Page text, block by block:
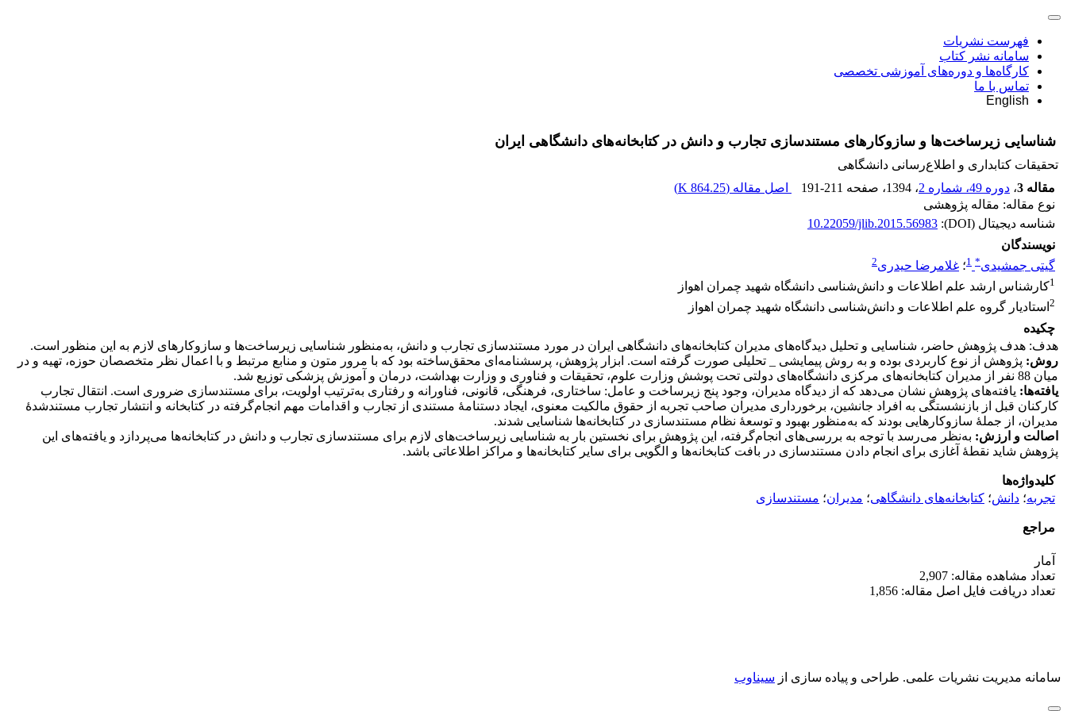
فهرست نشریات
سامانه نشر کتاب
کارگاه‌ها و دوره‌های آموزشی تخصصی
تماس با ما
English
شناسایی زیرساخت‌ها و سازوکارهای مستندسازی تجارب و دانش در کتابخانه‌های دانشگاهی ایران
تحقیقات کتابداری و اطلاع‌رسانی دانشگاهی
مقاله 3
، دوره 49، شماره 2 ، 1394 ، صفحه 191-211 اصل مقاله (864.25 K
)
نوع مقاله: مقاله پژوهشی
شناسه دیجیتال (DOI):
10.22059/jlib.2015.56983
نویسندگان
گیتی جمشیدی*
1؛ غلامرضا حیدری2
1کارشناس ارشد علم اطلاعات و دانش‌شناسی دانشگاه شهید چمران اهواز
2 استادیار گروه علم اطلاعات و دانش‌شناسی دانشگاه شهید چمران اهواز
چکیده
هدف: هدف پژوهش حاضر، شناسایی و تحلیل دیدگاه‌های مدیران کتابخانه‌های دانشگاهی ایران در مورد مستندسازی تجارب و دانش، به‌منظور شناسایی زیرساخت‌ها و سازوکارهای لازم به این منظور است.
روش: پژوهش از نوع کاربردی بوده و به روش پیمایشی _ تحلیلی صورت گرفته است. ابزار پژوهش، پرسشنامه‌ای محقق‌ساخته بود که با مرور متون و منابع مرتبط و با اعمال نظر متخصصان حوزه، تهیه و در
میان 88 نفر از مدیران کتابخانه‌های مرکزی دانشگاه‌های دولتی تحت پوشش وزارت علوم، تحقیقات و فناوری و وزارت بهداشت، درمان و آموزش پزشکی توزیع شد.
یافته‌ها: یافته‌های پژوهش نشان می‌دهد که از دیدگاه مدیران، وجود پنج زیرساخت و عامل: ساختاری، فرهنگی، قانونی، فناورانه و رفتاری به‌ترتیب اولویت، برای مستندسازی ضروری است. انتقال تجارب
کارکنان قبل از بازنشستگی به افراد جانشین، برخورداری مدیران صاحب تجربه از حقوق مالکیت معنوی، ایجاد دستنامۀ مستندی از تجارب و اقدامات مهم انجام‌گرفته در کتابخانه و انتشار تجارب مستند‌شدۀ
مدیران، از جملۀ سازوکارهایی بودند که به‌منظور بهبود و توسعۀ نظام مستندسازی در کتابخانه‌ها شناسایی شدند.
اصالت و ارزش: به‌نظر می‌رسد با توجه به بررسی‌های انجام‌گرفته، این پژوهش برای نخستین بار به شناسایی زیرساخت‌های لازم برای مستندسازی تجارب و دانش در کتابخانه‌ها می‌پردازد و یافته‌های این
پژوهش شاید نقطۀ آغازی برای انجام دادن مستندسازی در بافت کتابخانه‌ها و الگویی برای سایر کتابخانه‌ها و مراکز اطلاعاتی باشد.
کلیدواژه‌ها
تجربه؛ دانش؛ کتابخانه‌های دانشگاهی؛ مدیران؛ مستندسازی
مراجع
آمار
تعداد مشاهده مقاله: 2,907
تعداد دریافت فایل اصل مقاله: 1,856
سامانه مدیریت نشریات علمی. طراحی و پیاده سازی از سیناوب